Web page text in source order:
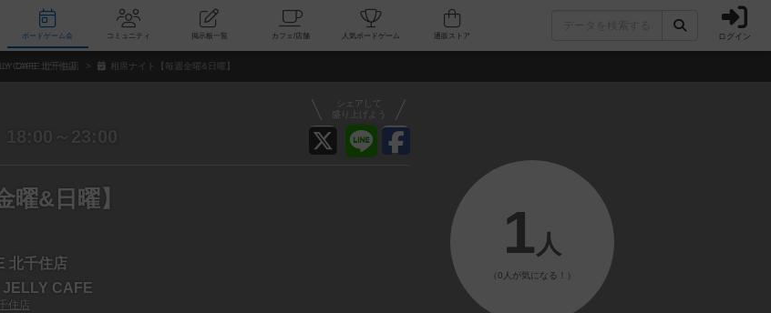
レビュー ボードゲーム会 コミュニティ 掲示板一覧 カフェ/店舗 人気ボードゲーム ログイン
CAFE 北千住店 相席ナイト【毎週金曜&日曜】
シェアして
盛り上げよう
18:00～23:00
曜&日曜】
北千住店
JELLY CAFE
住店
1 人
（0人が気になる！）